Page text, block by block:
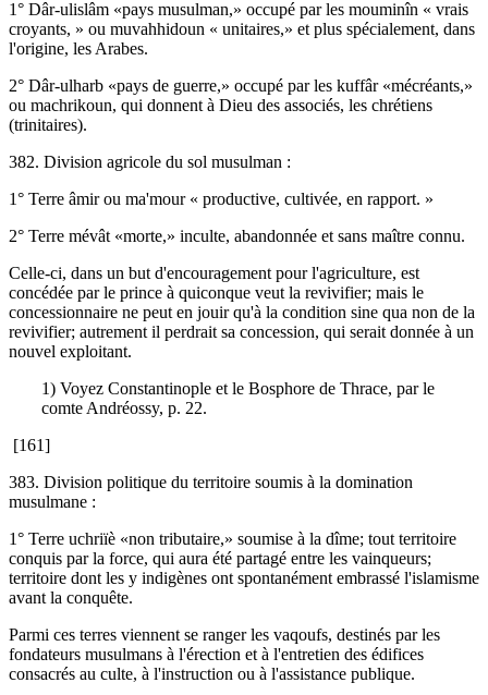
1° Dâr-ulislâm «pays musulman,» occupé par les mouminîn « vrais
croyants, » ou muvahhidoun « unitaires,» et plus spécialement, dans
l'origine, les Arabes.
2° Dâr-ulharb «pays de guerre,» occupé par les kuffâr «mécréants,»
ou machrikoun, qui donnent à Dieu des associés, les chrétiens
(trinitaires).
382. Division agricole du sol musulman :
1° Terre âmir ou ma'mour « productive, cultivée, en rapport. »
2° Terre mévât «morte,» inculte, abandonnée et sans maître connu.
Celle-ci, dans un but d'encouragement pour l'agriculture, est
concédée par le prince à quiconque veut la revivifier; mais le
concessionnaire ne peut en jouir qu'à la condition sine qua non de la
revivifier; autrement il perdrait sa concession, qui serait donnée à un
nouvel exploitant.
1) Voyez Constantinople et le Bosphore de Thrace, par le
comte Andréossy, p. 22.
[161]
383. Division politique du territoire soumis à la domination
musulmane :
1° Terre uchriïè «non tributaire,» soumise à la dîme; tout territoire
conquis par la force, qui aura été partagé entre les vainqueurs;
territoire dont les y indigènes ont spontanément embrassé l'islamisme
avant la conquête.
Parmi ces terres viennent se ranger les vaqoufs, destinés par les
fondateurs musulmans à l'érection et à l'entretien des édifices
consacrés au culte, à l'instruction ou à l'assistance publique.